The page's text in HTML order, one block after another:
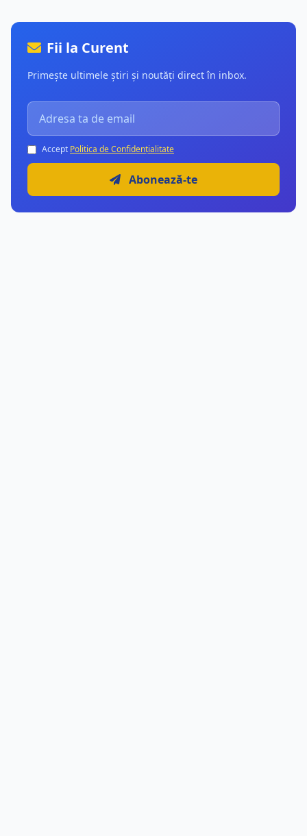
Fii la Curent
Primește ultimele știri și noutăți direct în inbox.
Accept Politica de Confidențialitate
Abonează-te